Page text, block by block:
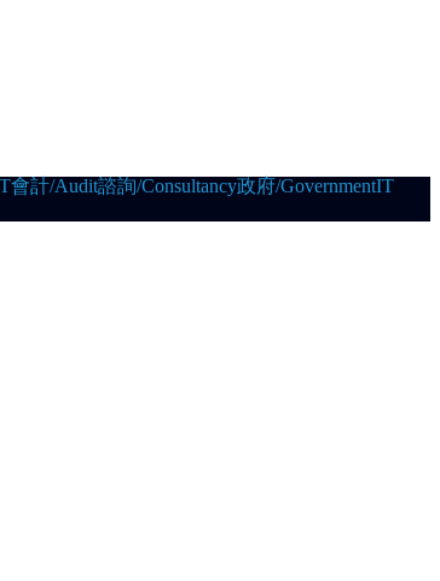
會計/Audit諮詢/Consultancy政府/GovernmentIT